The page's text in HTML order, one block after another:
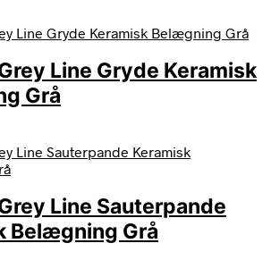
Line Gryde Keramisk
Grå
Line Sauterpande
Belægning Grå